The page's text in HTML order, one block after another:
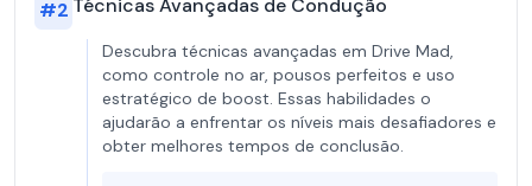
#2 Técnicas Avançadas de Condução
Descubra técnicas avançadas em Drive Mad,
como controle no ar, pousos perfeitos e uso
estratégico de boost. Essas habilidades o
ajudarão a enfrentar os níveis mais desafiadores e
obter melhores tempos de conclusão.